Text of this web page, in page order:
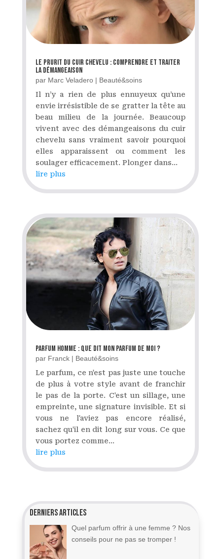
Le prurit du cuir chevelu : comprendre et traiter
la démangeaison
par Marc Veladero| Beauté&soins
Il n’y a rien de plus ennuyeux qu’une
envie irrésistible de se gratter la tête au
beau milieu de la journée. Beaucoup
vivent avec des démangeaisons du cuir
chevelu sans vraiment savoir pourquoi
elles apparaissent ou comment les
soulager efficacement. Plonger dans...
lire plus
Parfum homme : que dit mon parfum de moi ?
par Franck| Beauté&soins
Le parfum, ce n'est pas juste une touche
de plus à votre style avant de franchir
le pas de la porte. C'est un sillage, une
empreinte, une signature invisible. Et si
vous ne l'aviez pas encore réalisé,
sachez qu'il en dit long sur vous. Ce que
vous portez comme...
lire plus
Derniers articles
Quel parfum offrir à une femme ? Nos
conseils pour ne pas se tromper !